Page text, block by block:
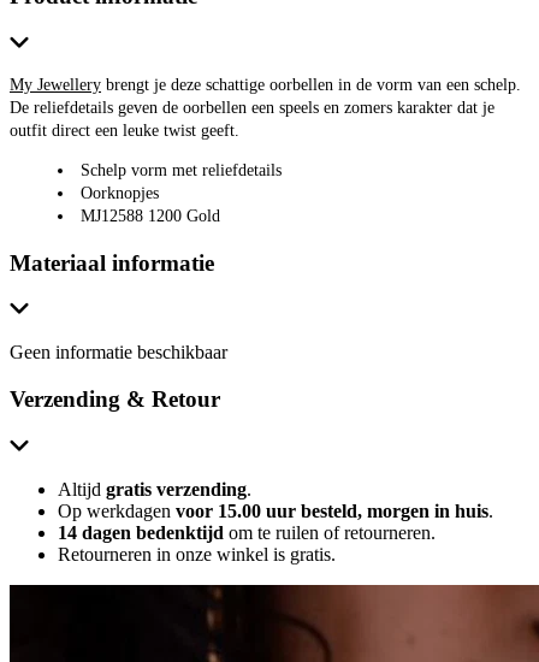
My Jewellery brengt je deze schattige oorbellen in de vorm van een schelp.
De reliefdetails geven de oorbellen een speels en zomers karakter dat je
outfit direct een leuke twist geeft.
Schelp vorm met reliefdetails
Oorknopjes
MJ12588 1200 Gold
Materiaal informatie
Geen informatie beschikbaar
Verzending & Retour
Altijd gratis verzending.
Op werkdagen voor 15.00 uur besteld, morgen in huis.
14 dagen bedenktijd om te ruilen of retourneren.
Retourneren in onze winkel is gratis.